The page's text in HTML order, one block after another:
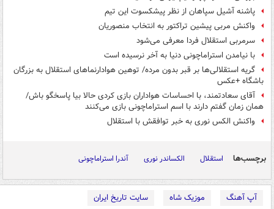
پاشنه آشیل سپاهان از نظر پیشکسوت این تیم
واکنش مربی پیشین تراکتور به انتخاب منصوریان
سرمربی استقلال فردا معرفی می‌شود
با نیامدن استراماچونی دنیا به آخر نرسیده است
گریه استقلالی‌ها بر قبر بدون مرده/ توهین هوادارنماهای استقلال به بزرگان
باشگاه +عکس
آقای سعادتمند، با احساسات هواداران بازی کردی حالا بیا پاسخگو باش/
همان زمان گفتم دارند با اسم استراماچونی بازی می‌کنند
واکنش الکس نوری به خبر توافقش با استقلال
برچسب‌ها استقلال الکساندر نوری آندرا استراماچونی
آپ آهنگ موزیک شاه
سایت تاریخ ایران